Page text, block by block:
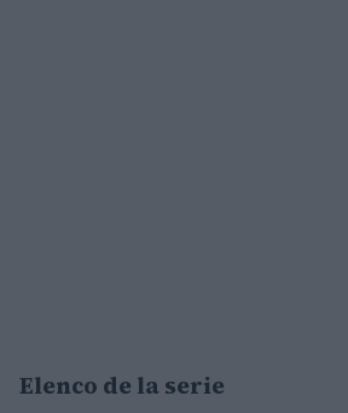
Elenco de la serie